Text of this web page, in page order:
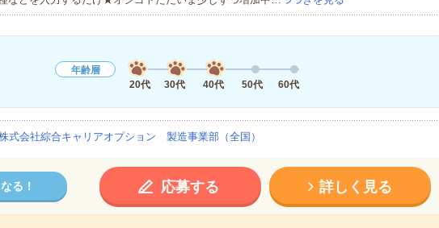
年齢層
20代
30代 40代 50代 60代
式会社綜合キャリアオプション 製造事業部（全国）
る！ 応募する 詳しく見る